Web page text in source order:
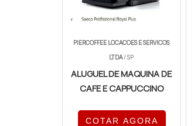
PIERCOFFEE LOCACOES E SERVICOS
LTDA/ SP
ALUGUEL DE MAQUINA DE
CAFE E CAPPUCCINO
COTAR AGORA